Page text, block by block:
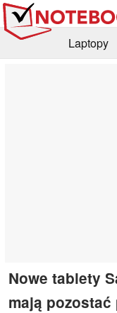
Laptopy
Nowe tablety
mają pozostać